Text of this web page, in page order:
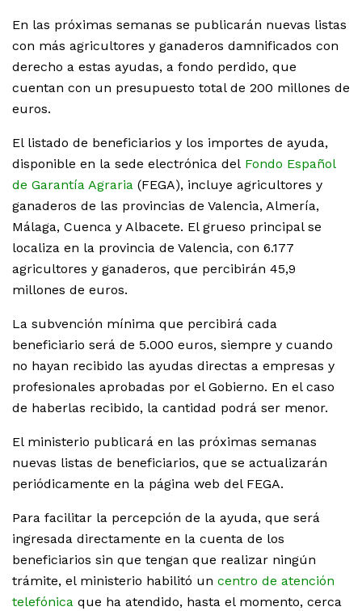
En las próximas semanas se publicarán nuevas listas
con más agricultores y ganaderos damnificados con
derecho a estas ayudas, a fondo perdido, que
cuentan con un presupuesto total de 200 millones de
euros.
El listado de beneficiarios y los importes de ayuda,
disponible en la sede electrónica del Fondo Español
de Garantía Agraria (FEGA), incluye agricultores y
ganaderos de las provincias de Valencia, Almería,
Málaga, Cuenca y Albacete. El grueso principal se
localiza en la provincia de Valencia, con 6.177
agricultores y ganaderos, que percibirán 45,9
millones de euros.
La subvención mínima que percibirá cada
beneficiario será de 5.000 euros, siempre y cuando
no hayan recibido las ayudas directas a empresas y
profesionales aprobadas por el Gobierno. En el caso
de haberlas recibido, la cantidad podrá ser menor.
El ministerio publicará en las próximas semanas
nuevas listas de beneficiarios, que se actualizarán
periódicamente en la página web del FEGA.
Para facilitar la percepción de la ayuda, que será
ingresada directamente en la cuenta de los
beneficiarios sin que tengan que realizar ningún
trámite, el ministerio habilitó un centro de atención
telefónica que ha atendido, hasta el momento, cerca